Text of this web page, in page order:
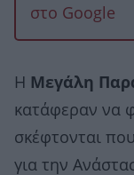
στο Google
Η Μεγάλη
κατάφεραν να
σκέφτονται
για την